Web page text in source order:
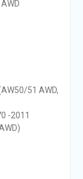
51 AWD,
-2011